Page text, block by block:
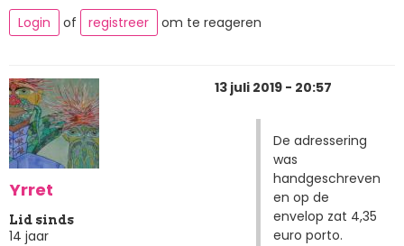
Login
of registreer om te reageren
Yrret
Lid sinds
14 jaar
13 juli 2019 - 20:57
De adressering
was
handgeschreven
en op de
envelop zat 4,35
euro porto.